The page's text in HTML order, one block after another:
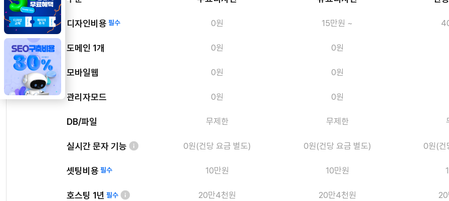
디자인비용 필수 0원 15만원 ~
도메인 1개 0원 0원
모바일웹 0원 0원
관리자모드 0원 0원
DB/파일 무제한 무제한
실시간 문자 기능 0원(건당 요금 별도) 0원(건당 요금 별도) 0원(건
셋팅비용 필수 10만원 10만원
호스팅 1년 필수 20만4천원 20만4천원